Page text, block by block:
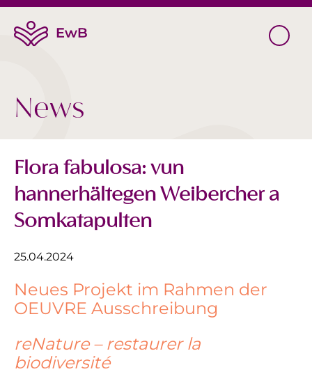
News
Flora fabulosa: vun
hannerhältegen Weibercher a
Somkatapulten
25.04.2024
Neues Projekt im Rahmen der
OEUVRE Ausschreibung
reNature – restaurer la
biodiversité